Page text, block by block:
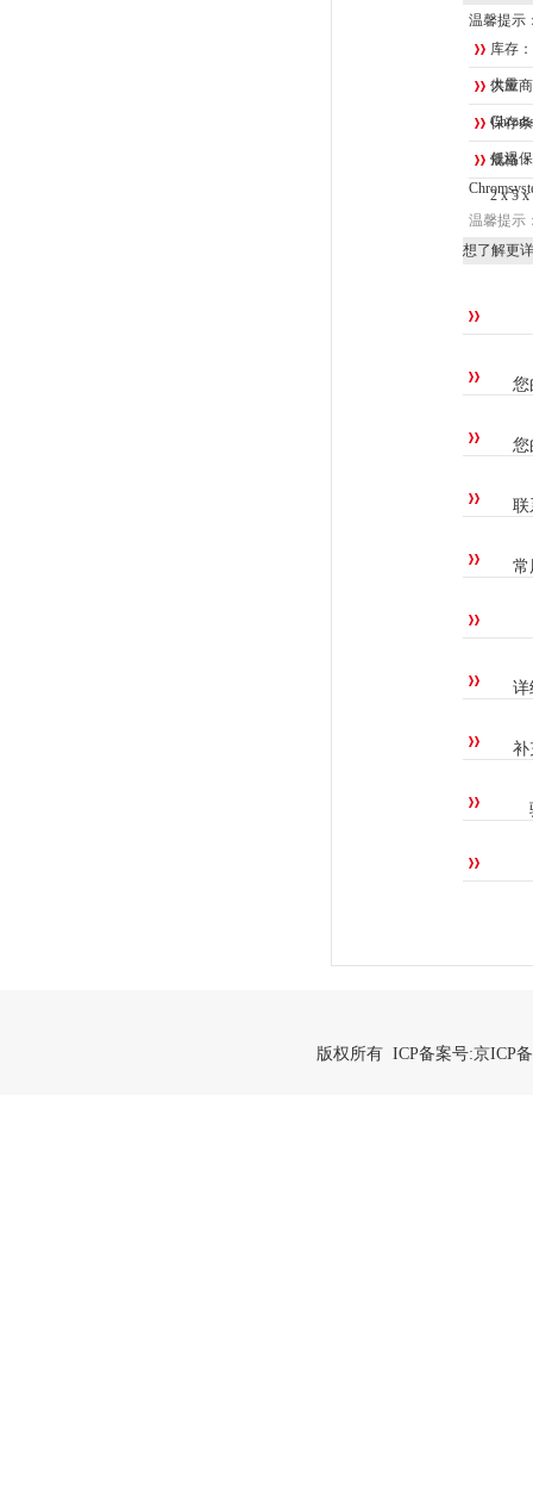
温馨提示
库存：
大量
供应
保存
低温
规格：
2 x 5 x
温馨提示
想了解更
您
您
联
常
详
补
版权所有 ICP备案号:京ICP